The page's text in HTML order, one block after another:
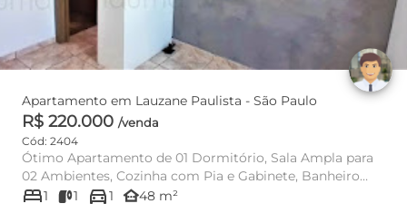
Apartamento em Lauzane Paulista - São Paulo
R$ 220.000 /venda
Cód: 2404
Ótimo Apartamento de 01 Dormitório, Sala Ampla para
02 Ambientes, Cozinha com Pia e Gabinete, Banheiro
Social com Box ...
bed1 1 directions_car1 other_houses48 m²